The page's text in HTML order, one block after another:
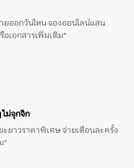
ยออกวันไหน จองออนไลน์แสน
เอกสารเพิ่มเติม*
ม่จุกจิก
ยาวราคาพิเศษ จ่ายเดือนละครั้ง
*